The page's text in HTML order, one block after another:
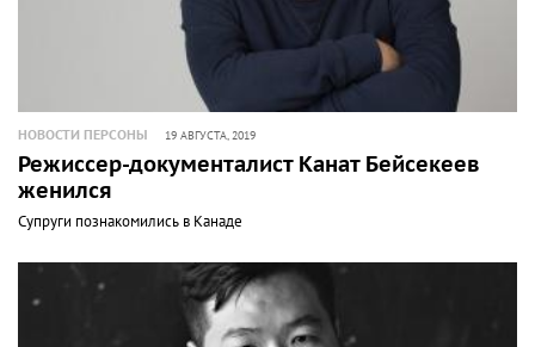
НОВОСТИ ПЕРСОНЫ 19 АВГУСТА, 2019
Режиссер-документалист Канат Бейсекеев
женился
Супруги познакомились в Канаде